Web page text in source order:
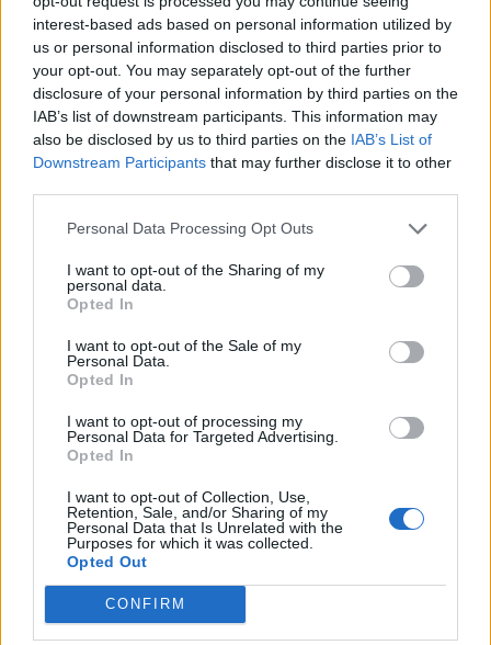
interest-based ads based on personal information utilized by
us or personal information disclosed to third parties prior to
your opt-out. You may separately opt-out of the further
disclosure of your personal information by third parties on the
IAB’s list of downstream participants. This information may
also be disclosed by us to third parties on the IAB’s List of
Downstream Participants that may further disclose it to other
Personal Data Processing Opt Outs
I want to opt-out of the Sharing of my
personal data.
Opted In
I want to opt-out of the Sale of my
Personal Data.
Opted In
I want to opt-out of processing my
Personal Data for Targeted Advertising.
Opted In
I want to opt-out of Collection, Use,
Retention, Sale, and/or Sharing of my
Personal Data that Is Unrelated with the
Purposes for which it was collected.
Opted Out
CONFIRM